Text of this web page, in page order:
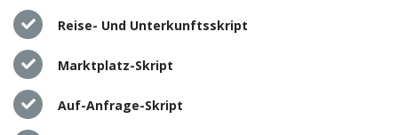
Reise- Und Unterkunftsskript
Marktplatz-Skript
Auf-Anfrage-Skript